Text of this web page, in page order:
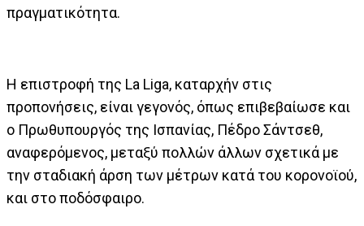
πραγματικότητα.
Η επιστροφή της La Liga, καταρχήν στις
προπονήσεις, είναι γεγονός, όπως επιβεβαίωσε και
ο Πρωθυπουργός της Ισπανίας, Πέδρο Σάντσεθ,
αναφερόμενος, μεταξύ πολλών άλλων σχετικά με
την σταδιακή άρση των μέτρων κατά του κορονοϊού,
και στο ποδόσφαιρο.